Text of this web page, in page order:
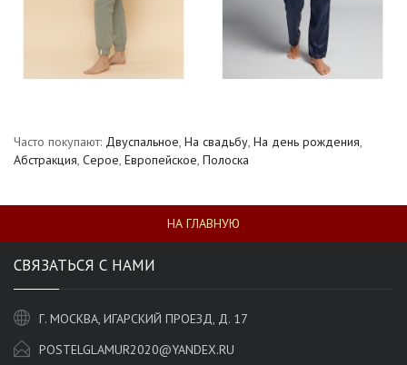
Часто покупают: Двуспальное, На свадьбу, На день рождения,
Абстракция, Серое, Европейское, Полоска
НА ГЛАВНУЮ
СВЯЗАТЬСЯ С НАМИ
Г. МОСКВА, ИГАРСКИЙ ПРОЕЗД, Д. 17
POSTELGLAMUR2020@YANDEX.RU